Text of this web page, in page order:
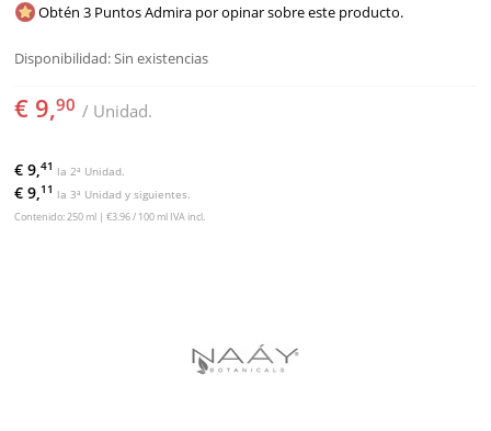
Obtén 3 Puntos Admira por opinar sobre este producto.
Disponibilidad:Sin existencias
€ 9,90 / Unidad.
€ 9,41 la 2ª Unidad.
€ 9,11 la 3ª Unidad y siguientes.
Contenido: 250 ml | €3.96 / 100 ml IVA incl.